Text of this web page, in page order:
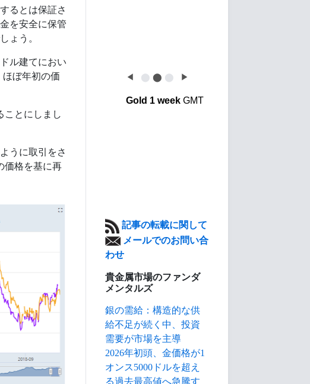
るとは保証さ
を安全に保管
ょう。
ル建てにおい
ほぼ年初の価
ことにしまし
うに取引をさ
価格を基に再
◀ ⬤ ⬤ ⬤ ▶
Gold 1 weekGMT
記事の転載に関して
メールでのお問い合
わせ
貴金属市場のファンダ
メンタルズ
銀の需給：構造的な供
給不足が続く中、投資
需要が市場を主導
2026年初頭、金価格が1
オンス5000ドルを超え
る過去最高値へ急騰す